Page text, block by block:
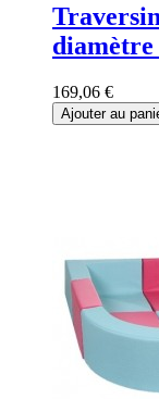
diamètre
169,06 €
Ajouter au